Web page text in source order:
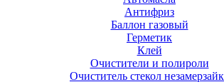
Антифриз
Баллон газовый
Герметик
Клей
Очистители и полироли
Очиститель стекол